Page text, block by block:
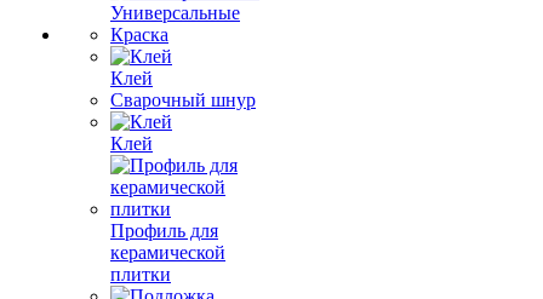
Универсальные
Краска
Клей
Сварочный шнур
Клей
Профиль для
керамической
плитки